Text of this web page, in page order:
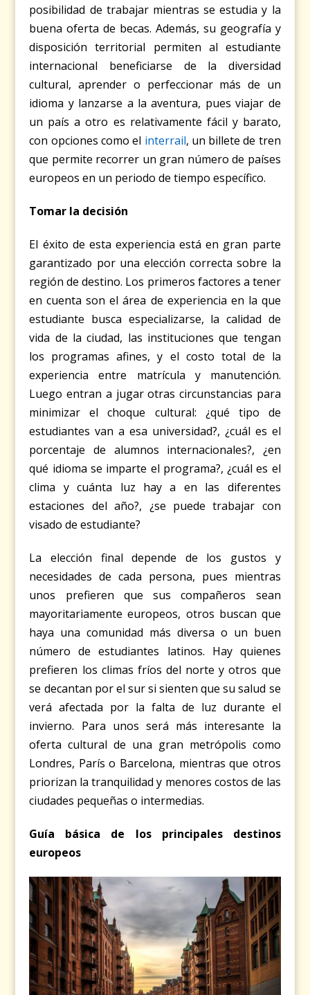
posibilidad de trabajar mientras se estudia y la
buena oferta de becas. Además, su geografía y
disposición territorial permiten al estudiante
internacional beneficiarse de la diversidad
cultural, aprender o perfeccionar más de un
idioma y lanzarse a la aventura, pues viajar de
un país a otro es relativamente fácil y barato,
con opciones como el interrail, un billete de tren
que permite recorrer un gran número de países
europeos en un periodo de tiempo específico.
Tomar la decisión
El éxito de esta experiencia está en gran parte
garantizado por una elección correcta sobre la
región de destino. Los primeros factores a tener
en cuenta son el área de experiencia en la que
estudiante busca especializarse, la calidad de
vida de la ciudad, las instituciones que tengan
los programas afines, y el costo total de la
experiencia entre matrícula y manutención.
Luego entran a jugar otras circunstancias para
minimizar el choque cultural: ¿qué tipo de
estudiantes van a esa universidad?, ¿cuál es el
porcentaje de alumnos internacionales?, ¿en
qué idioma se imparte el programa?, ¿cuál es el
clima y cuánta luz hay a en las diferentes
estaciones del año?, ¿se puede trabajar con
visado de estudiante?
La elección final depende de los gustos y
necesidades de cada persona, pues mientras
unos prefieren que sus compañeros sean
mayoritariamente europeos, otros buscan que
haya una comunidad más diversa o un buen
número de estudiantes latinos. Hay quienes
prefieren los climas fríos del norte y otros que
se decantan por el sur si sienten que su salud se
verá afectada por la falta de luz durante el
invierno. Para unos será más interesante la
oferta cultural de una gran metrópolis como
Londres, París o Barcelona, mientras que otros
priorizan la tranquilidad y menores costos de las
ciudades pequeñas o intermedias.
Guía básica de los principales destinos
europeos